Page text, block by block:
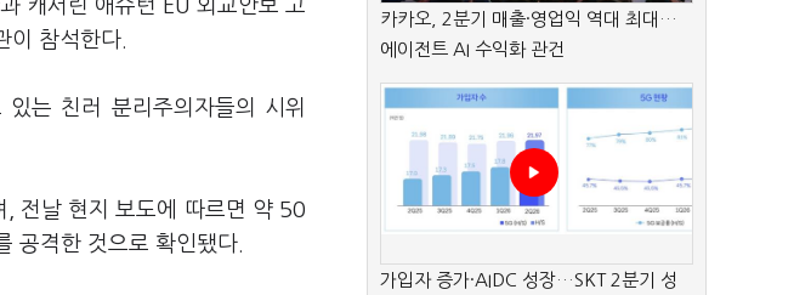
캐서린 애슈턴 EU 외교안보 고
이 참석한다.
는 친러 분리주의자들의 시위
, 전날 현지 보도에 따르면 약 50
공격한 것으로 확인됐다.
카카오, 2분기 매출·영업익 역대 최대…
에이전트 AI 수익화 관건
가입자 증가·AIDC 성장…SKT 2분기 성